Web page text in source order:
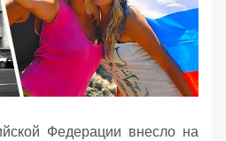
Федерации внесло на